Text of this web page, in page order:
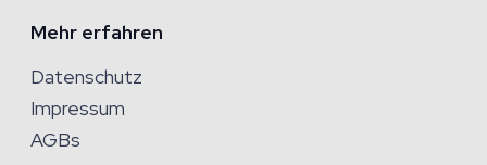
Mehr erfahren
Datenschutz
Impressum
AGBs